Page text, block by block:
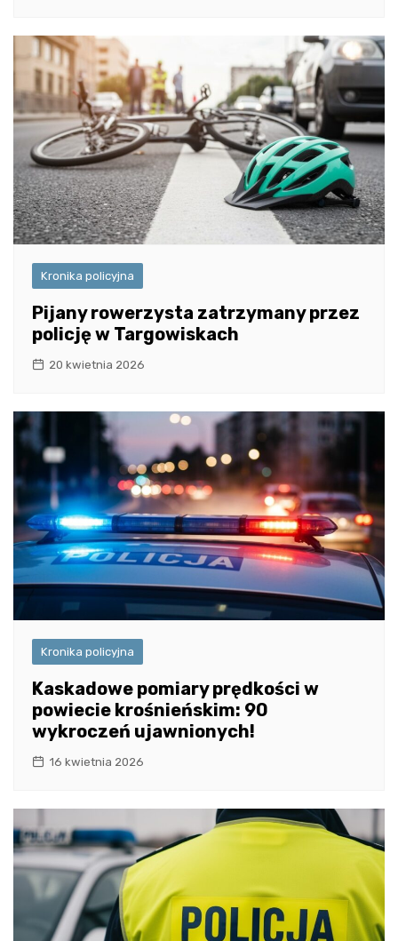
Kronika policyjna
Pijany rowerzysta zatrzymany przez
policję w Targowiskach
20 kwietnia 2026
Kronika policyjna
Kaskadowe pomiary prędkości w
powiecie krośnieńskim: 90
wykroczeń ujawnionych!
16 kwietnia 2026